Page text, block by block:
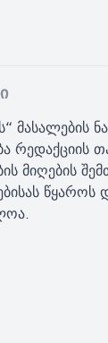
მასალების
რედაქციის
მიღების
წყაროს